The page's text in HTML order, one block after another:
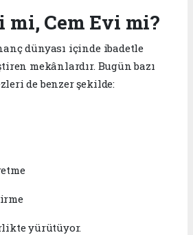
mi, Cem Evi mi?
dünyası içinde ibadetle
mekânlardır. Bugün bazı
de benzer şekilde:
yürütüyor.